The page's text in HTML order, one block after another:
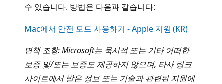
수 있습니다. 방법은 다음과 같습니다:
Mac에서 안전 모드 사용하기 - Apple 지원 (KR)
면책 조항: Microsoft는 묵시적 또는 기타 어떠한
보증 및/또는 보증도 제공하지 않으며, 타사 링크
사이트에서 받은 정보 또는 기술과 관련된 지원에